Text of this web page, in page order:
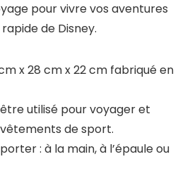
pour vivre vos aventures
de Disney.
x 28 cm x 22 cm fabriqué en
utilisé pour voyager et
de sport.
: à la main, à l’épaule ou